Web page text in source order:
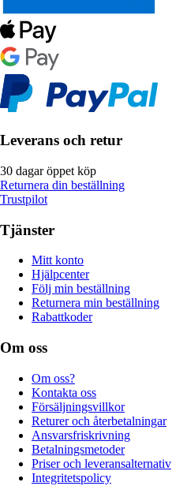
Leverans och retur
30 dagar öppet köp
Returnera din beställning
Trustpilot
Tjänster
Mitt konto
Hjälpcenter
Följ min beställning
Returnera min beställning
Rabattkoder
Om oss
Om oss?
Kontakta oss
Försäljningsvillkor
Returer och återbetalningar
Ansvarsfriskrivning
Betalningsmetoder
Priser och leveransalternativ
Integritetspolicy